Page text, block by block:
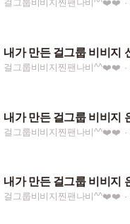
걸그룹비비지찐팬나비^^❤️❤️
걸그룹비비지찐팬나비^^❤️❤️
걸그룹비비지찐팬나비^^❤️❤️
걸그룹비비지찐팬나비^^❤️❤️